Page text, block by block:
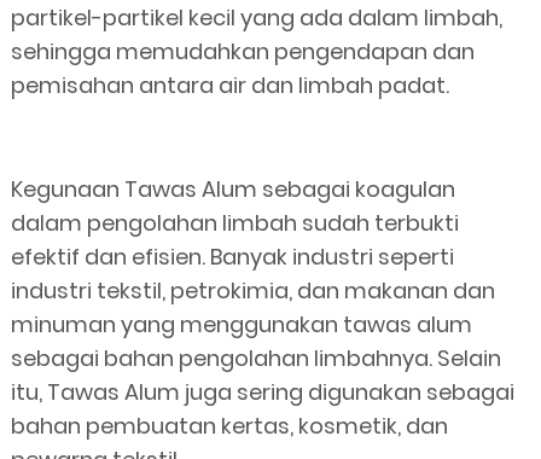
partikel-partikel kecil yang ada dalam limbah,
sehingga memudahkan pengendapan dan
pemisahan antara air dan limbah padat.
Kegunaan Tawas Alum sebagai koagulan
dalam pengolahan limbah sudah terbukti
efektif dan efisien. Banyak industri seperti
industri tekstil, petrokimia, dan makanan dan
minuman yang menggunakan tawas alum
sebagai bahan pengolahan limbahnya. Selain
itu, Tawas Alum juga sering digunakan sebagai
bahan pembuatan kertas, kosmetik, dan